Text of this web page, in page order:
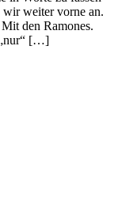
wir weiter vorne an.
den Ramones.
„nur“ […]